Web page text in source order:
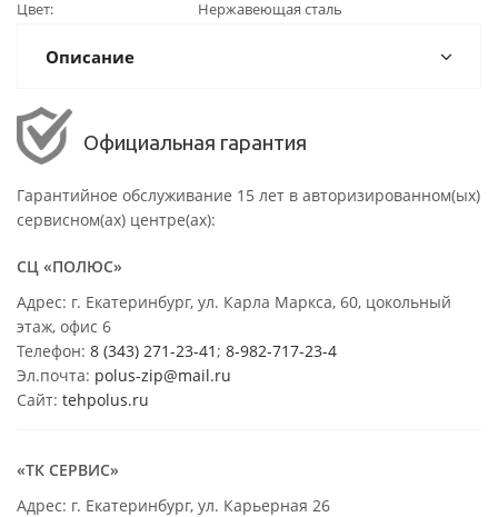
Цвет Нержавеющая сталь
Описание
Официальная гарантия
Гарантийное обслуживание 15 лет в авторизированном(ых)
сервисном(ах) центре(ах):
СЦ «ПОЛЮС»
Адрес: г. Екатеринбург, ул. Карла Маркса, 60, цокольный
этаж, офис 6
Телефон: 8 (343) 271-23-41 ; 8-982-717-23-4
Эл.почта: polus-zip@mail.ru
Сайт: tehpolus.ru
«ТК СЕРВИС»
Адрес: г. Екатеринбург, ул. Карьерная 26